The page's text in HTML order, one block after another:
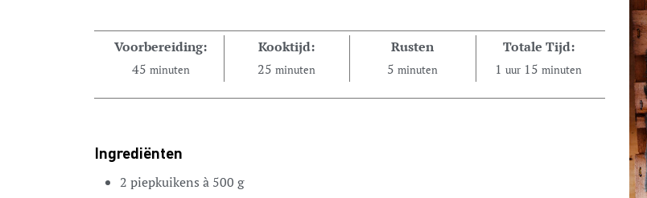
Voorbereiding:
45 minuten
Kooktijd:
25 minuten
Rusten
5 minuten
Totale Tijd:
1 uur 15 minuten
Ingrediënten
2 piepkuikens à 500 g